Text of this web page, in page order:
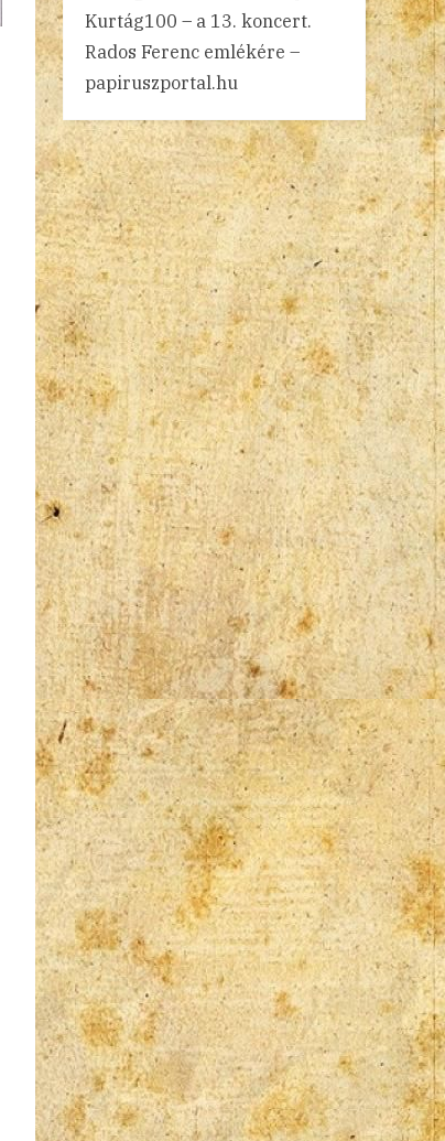
Kurtág100 – a 13. koncert.
Rados Ferenc emlékére –
papiruszportal.hu